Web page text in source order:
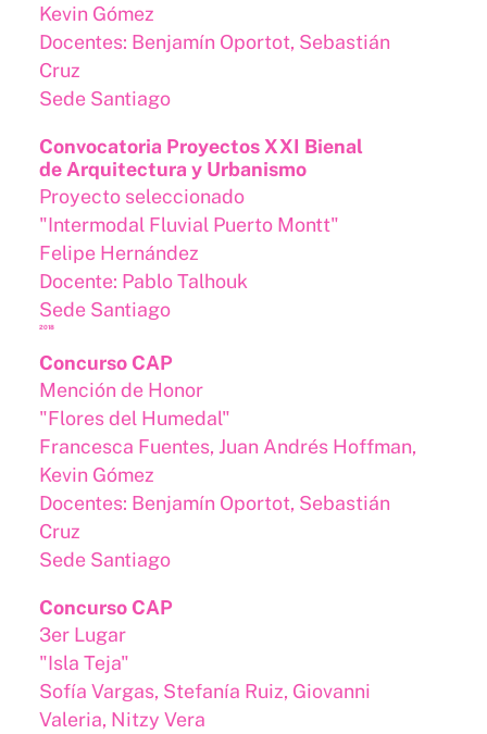
Kevin Gómez
Docentes: Benjamín Oportot, Sebastián
Cruz
Sede Santiago
Convocatoria Proyectos XXI Bienal
de Arquitectura y Urbanismo
Proyecto seleccionado
"Intermodal Fluvial Puerto Montt"
Felipe Hernández
Docente: Pablo Talhouk
Sede Santiago
2018
Concurso CAP
Mención de Honor
"Flores del Humedal"
Francesca Fuentes, Juan Andrés Hoffman,
Kevin Gómez
Docentes: Benjamín Oportot, Sebastián
Cruz
Sede Santiago
Concurso CAP
3er Lugar
"Isla Teja"
Sofía Vargas, Stefanía Ruiz, Giovanni
Valeria, Nitzy Vera